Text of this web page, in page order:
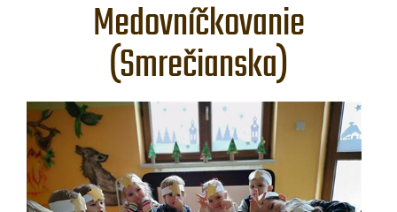
Medovníčkovanie
(Smrečianska)